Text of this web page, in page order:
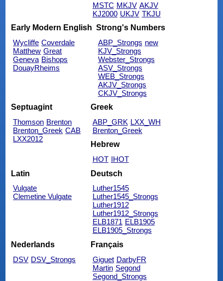
MSTC MKJV AKJV
KJ2000 UKJV TKJU
Early Modern English
Wycliffe Coverdale
Matthew Great
Geneva Bishops
DouayRheims
Strong's Numbers
ABP_Strongs new
KJV_Strongs
Webster_Strongs
ASV_Strongs
WEB_Strongs
AKJV_Strongs
CKJV_Strongs
Septuagint
Thomson Brenton
Brenton_Greek CAB
LXX2012
Greek
ABP_GRK LXX_WH
Brenton_Greek
Hebrew
HOT IHOT
Latin
Vulgate
Clemetine Vulgate
Deutsch
Luther1545
Luther1545_Strongs
Luther1912
Luther1912_Strongs
ELB1871 ELB1905
ELB1905_Strongs
Nederlands
DSV DSV_Strongs
Français
Giguet DarbyFR
Martin Segond
Segond_Strongs